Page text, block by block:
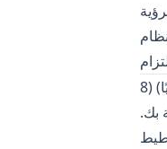
لمدة 14 يومًا كافية لرؤية
لنظام
بك.